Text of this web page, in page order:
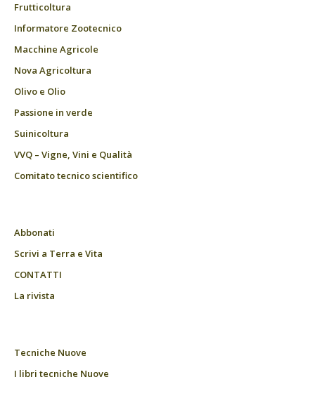
Frutticoltura
Informatore Zootecnico
Macchine Agricole
Nova Agricoltura
Olivo e Olio
Passione in verde
Suinicoltura
VVQ – Vigne, Vini e Qualità
Comitato tecnico scientifico
Abbonati
Scrivi a Terra e Vita
CONTATTI
La rivista
Tecniche Nuove
I libri tecniche Nuove